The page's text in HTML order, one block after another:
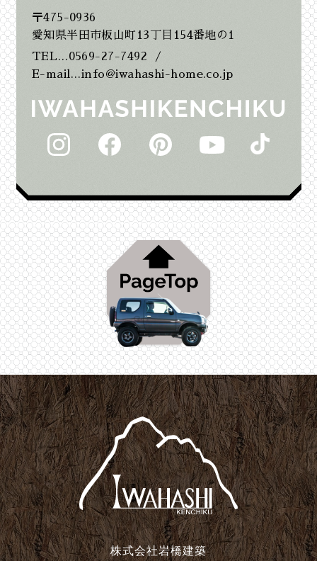
2025年8月
2025年7月
2025年6月
2025年5月
2025年2月
2025年1月
2024年12月
2024年11月
2024年10月
2024年9月
2024年8月
2024年7月
2024年6月
〒475-0936
愛知県半田市板山町13丁目154番地の1
TEL…0569-27-7492 /
E-mail…info@iwahashi-home.co.jp
株式会社岩橋建築